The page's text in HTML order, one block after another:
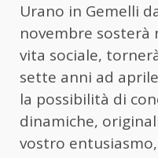
Urano in Gemelli
novembre sosterà
vita sociale,
sette anni ad
la possibilità di
dinamiche,
vostro